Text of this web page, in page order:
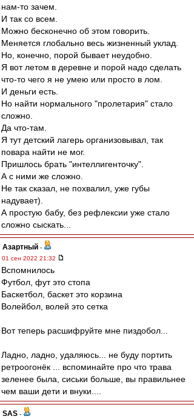
нам-то зачем.
И так со всем.
Можно бесконечно об этом говорить.
Меняется глобально весь жизненный уклад.
Но, конечно, порой бывает неудобно.
Я вот летом в деревне и порой надо сделать
что-то чего я не умею или просто в лом.
И деньги есть.
Но найти нормального "пролетария" стало
сложно.
Да что-там.
Я тут детский лагерь организовывал, так
повара найти не мог.
Пришлось брать "интеллигенточку".
А с ними же сложно.
Не так сказал, не похвалил, уже губы
надувает).
А простую бабу, без рефлексии уже стало
сложно сыскать...
Азартный -
01 сен 2022 21:32
Вспомнилось
Футбол, фут это стопа
Баскетбол, баскет это корзина
Волейбол, волей это сетка
Вот теперь расшифруйте мне пиздобол...
Ладно, ладно, удаляюсь... не буду портить
ретроогонёк ... вспоминайте про что трава
зеленее была, сиськи больше, вы правильнее
чем ваши дети и внуки....
SAS -